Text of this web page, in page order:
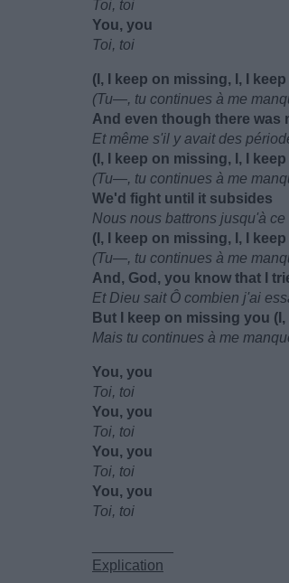
Toi, toi
You, you
Toi, toi
(I, I keep on missing, I, I
(Tu—, tu continues à me
And even though there was
Et même s'il y avait des
(I, I keep on missing, I, I
(Tu—, tu continues à me
We'd fight until it subsides
Nous nous battrons jusqu'à
(I, I keep on missing, I, I
(Tu—, tu continues à me
And, God, you know that I
Et Dieu sait Ô combien j'ai
But I keep on missing you
Mais tu continues à me
You, you
Toi, toi
You, you
Toi, toi
You, you
Toi, toi
You, you
Toi, toi
Explication